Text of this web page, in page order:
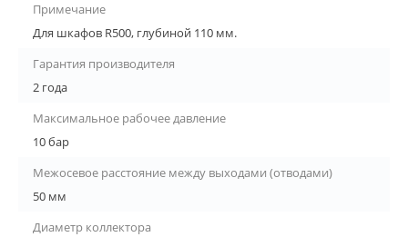
Примечание
Для шкафов R500, глубиной 110 мм.
Гарантия производителя
2 года
Максимальное рабочее давление
10 бар
Межосевое расстояние между выходами (отводами)
50 мм
Диаметр коллектора